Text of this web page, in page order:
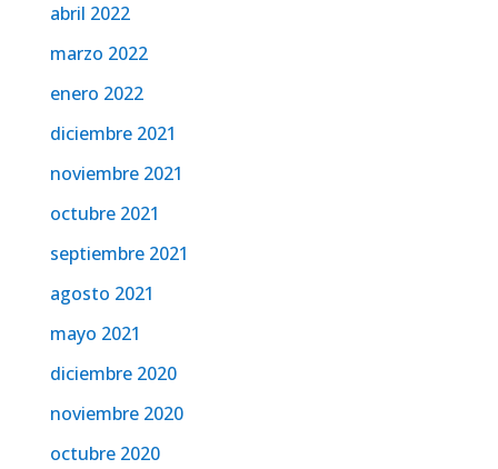
abril 2022
marzo 2022
enero 2022
diciembre 2021
noviembre 2021
octubre 2021
septiembre 2021
agosto 2021
mayo 2021
diciembre 2020
noviembre 2020
octubre 2020